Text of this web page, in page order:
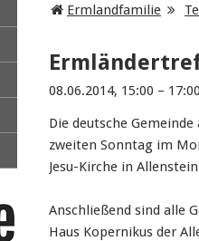
Ermlandfamilie
08.06.2014, 15:00 – 17:00
Die deutsche
zweiten Sonntag im
Jesu-Kirche in
Anschließend sind alle
Haus Kopernikus der